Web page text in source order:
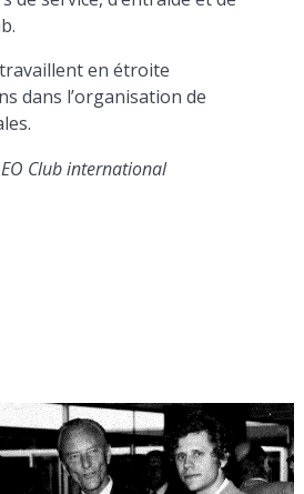
en étroite
dans l’organisation de
Club international